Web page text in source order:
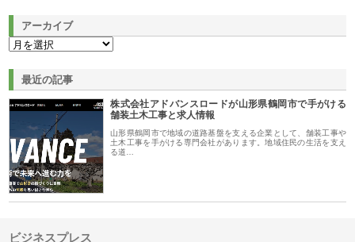
アーカイブ
最近の記事
株式会社アドバンスロードが山形県鶴岡市で手がける
舗装土木工事と求人情報
山形県鶴岡市で地域の道路基盤を支える企業として、舗装工事や
土木工事を手がける専門会社があります。地域住民の生活を支え
る道…
ビジネスプレス